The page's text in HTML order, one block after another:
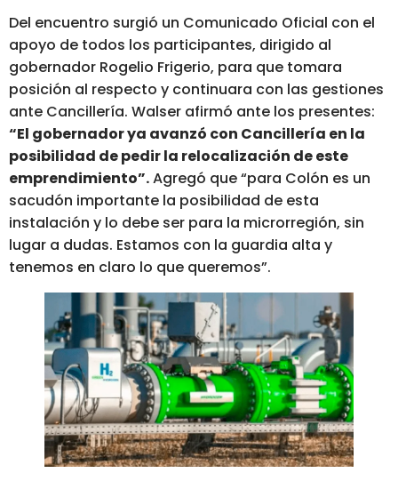
Del encuentro surgió un Comunicado Oficial con el
apoyo de todos los participantes, dirigido al
gobernador Rogelio Frigerio, para que tomara
posición al respecto y continuara con las gestiones
ante Cancillería. Walser afirmó ante los presentes:
“El gobernador ya avanzó con Cancillería en la
posibilidad de pedir la relocalización de este
emprendimiento”.Agregó que “para Colón es un
sacudón importante la posibilidad de esta
instalación y lo debe ser para la microrregión, sin
lugar a dudas. Estamos con la guardia alta y
tenemos en claro lo que queremos”.